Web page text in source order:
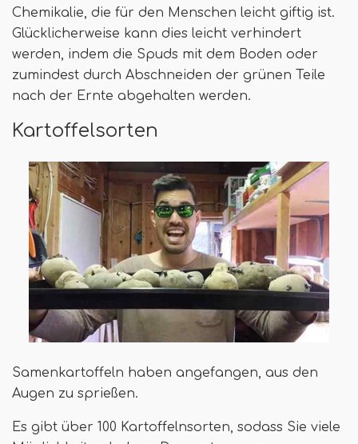
Chemikalie, die für den Menschen leicht giftig ist.
Glücklicherweise kann dies leicht verhindert
werden, indem die Spuds mit dem Boden oder
zumindest durch Abschneiden der grünen Teile
nach der Ernte abgehalten werden.
Kartoffelsorten
Samenkartoffeln haben angefangen, aus den
Augen zu sprießen.
Es gibt über 100 Kartoffelnsorten, sodass Sie viele